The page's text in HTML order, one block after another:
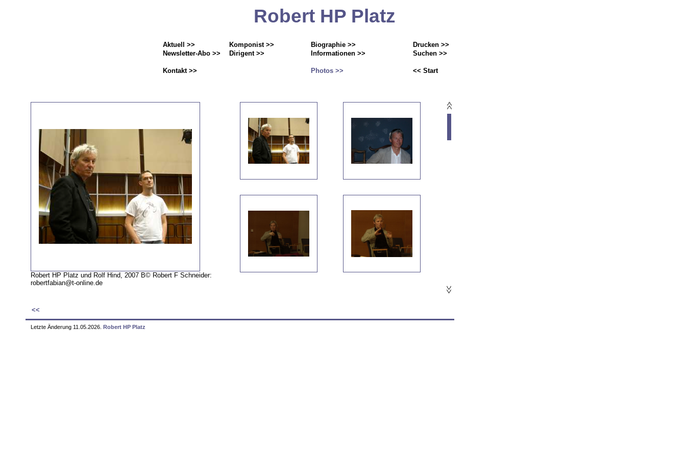
Robert HP Platz
Aktuell >>
Newsletter-Abo >>
Kontakt >>
Komponist >>
Dirigent >>
Biographie >>
Informationen >>
Photos >>
Drucken >>
Suchen >>
<< Start
Robert HP Platz und Rolf Hind, 2007 В© Robert F Schneider:
robertfabian@t-online.de
<<
Letzte Änderung 11.05.2026. Robert HP Platz